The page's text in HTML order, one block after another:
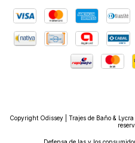
Copyright Odissey | Trajes de Baño &